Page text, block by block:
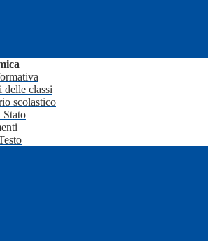
delle classi
scolastico
Stato